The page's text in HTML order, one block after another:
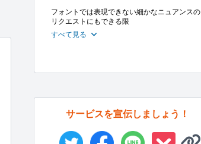
フォントでは表現できない細かなニュアンスの
リクエストにもできる限
すべて見る
サービスを宣伝しましょう！